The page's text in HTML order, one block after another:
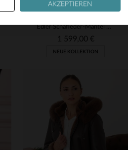
VERFÜGBARE GRÖSSEN
Edler Schafleder-Mantel mit Fuchsfell - perfekt für kalte Tage.
1 599,00 €
NEUE KOLLEKTION
AKZEPTIEREN